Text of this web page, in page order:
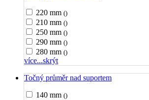
220 mm ()
210 mm ()
250 mm ()
290 mm ()
280 mm ()
více...skrýt
Točný průměr nad suportem
140 mm ()